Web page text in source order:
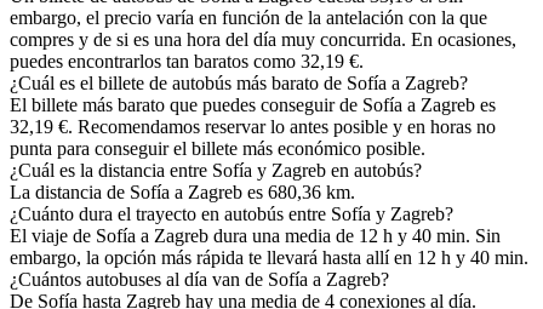
embargo, el precio varía en función de la antelación con la que
compres y de si es una hora del día muy concurrida. En ocasiones,
puedes encontrarlos tan baratos como 32,19 €.
¿Cuál es el billete de autobús más barato de Sofía a Zagreb?
El billete más barato que puedes conseguir de Sofía a Zagreb es
32,19 €. Recomendamos reservar lo antes posible y en horas no
punta para conseguir el billete más económico posible.
¿Cuál es la distancia entre Sofía y Zagreb en autobús?
La distancia de Sofía a Zagreb es 680,36 km.
¿Cuánto dura el trayecto en autobús entre Sofía y Zagreb?
El viaje de Sofía a Zagreb dura una media de 12 h y 40 min. Sin
embargo, la opción más rápida te llevará hasta allí en 12 h y 40 min.
¿Cuántos autobuses al día van de Sofía a Zagreb?
De Sofía hasta Zagreb hay una media de 4 conexiones al día.